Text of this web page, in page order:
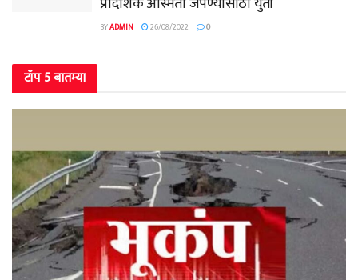
BYADMIN 26/08/2022 0
टॉप 5 बातम्या